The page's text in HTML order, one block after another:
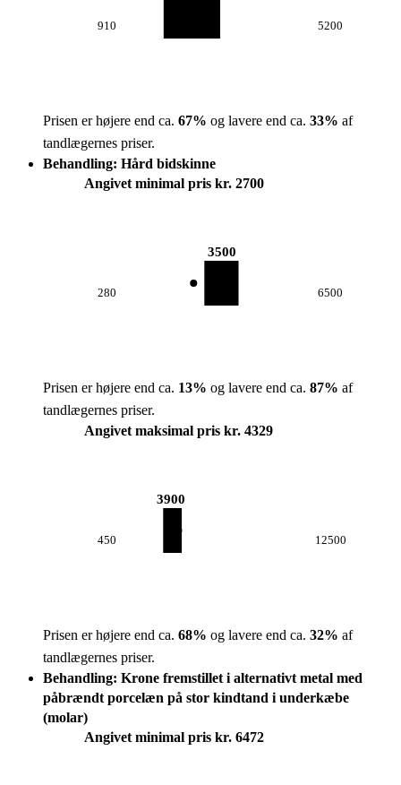
910 5200
Prisen er højere end ca. 67% og lavere end ca. 33% af
tandlægernes priser.
Behandling: Hård bidskinne
Angivet minimal pris kr. 2700
280
3500
6500
Prisen er højere end ca. 13% og lavere end ca. 87% af
tandlægernes priser.
Angivet maksimal pris kr. 4329
450
3900
12500
Prisen er højere end ca. 68% og lavere end ca. 32% af
tandlægernes priser.
Behandling: Krone fremstillet i alternativt metal med
påbrændt porcelæn på stor kindtand i underkæbe
(molar)
Angivet minimal pris kr. 6472